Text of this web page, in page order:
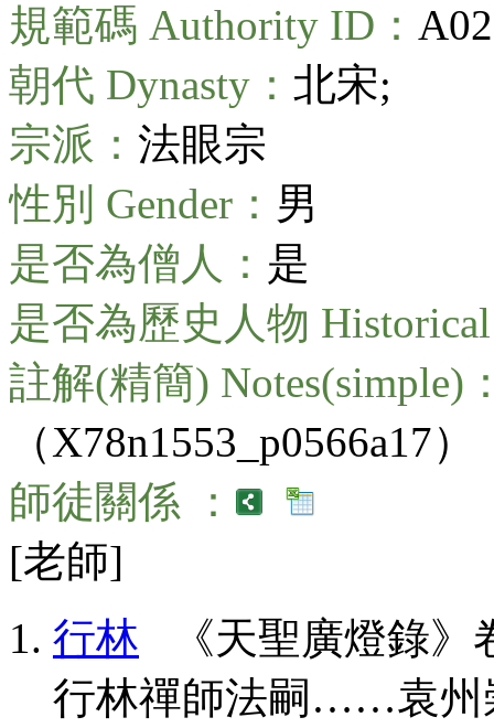
規範碼 Authority ID：
朝代 Dynasty： 北宋;
宗派： 法眼宗
性別 Gender： 男
是否為僧人： 是
是否為歷史人物 Historical
註解(精簡) Notes(simple)
（X78n1553_p0566a17）
師徒關係 ：
[老師]
行林 《天聖廣燈錄》
行林禪師法嗣……袁州